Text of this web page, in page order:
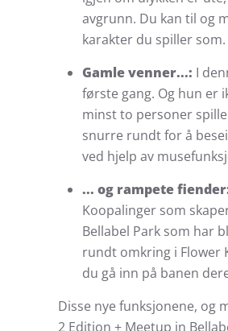
avgrunn. Du kan til og
karakter du spiller som.
Gamle venner...: I
første gang. Og hun er
minst to personer
snurre rundt for å
ved hjelp av
... og rampete
Koopalinger som
Bellabel Park som har
rundt omkring i Flower
du gå inn på banen
Disse nye funksjonene, og
2 Edition + Meetup in